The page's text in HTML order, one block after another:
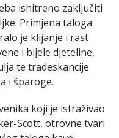
ishitreno zaključiti
Primjena taloga
je klijanje i rast
i bijele djeteline,
te tradeskancije
i šparoge.
koji je istraživao
Scott, otrovne tvari